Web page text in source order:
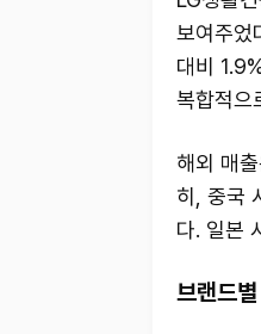
보여주었
대비
복합적으
해외 매
히, 중국
다. 일본
브랜드